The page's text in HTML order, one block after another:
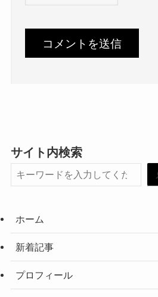
サイト内検索
ホーム
新着記事
プロフィール